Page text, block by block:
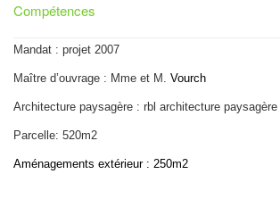
Compétences
Mandat : projet 2007
Maître d’ouvrage : Mme et M. Vourch
Architecture paysagère : rbl architecture paysagère
Parcelle: 520m2
Aménagements extérieur : 250m2